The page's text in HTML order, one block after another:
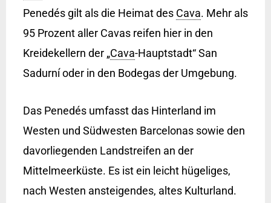
Penedés gilt als die Heimat des Cava. Mehr als
95 Prozent aller Cavas reifen hier in den
Kreidekellern der „Cava-Hauptstadt“ San
Sadurní oder in den Bodegas der Umgebung.
Das Penedés umfasst das Hinterland im
Westen und Südwesten Barcelonas sowie den
davorliegenden Landstreifen an der
Mittelmeerküste. Es ist ein leicht hügeliges,
nach Westen ansteigendes, altes Kulturland.